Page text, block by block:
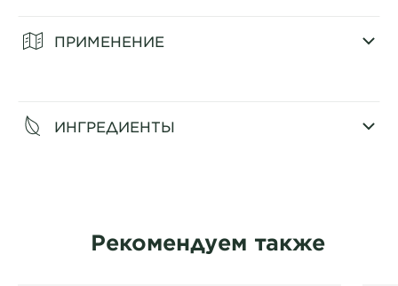
ПРИМЕНЕНИЕ
ИНГРЕДИЕНТЫ
Рекомендуем также